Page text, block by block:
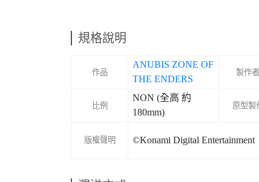
規格說明
作品
ANUBIS ZONE OF
THE ENDERS
製作者
比例
NON (全高 約
180mm)
原型製
版權聲明 ©Konami Digital Entertainment